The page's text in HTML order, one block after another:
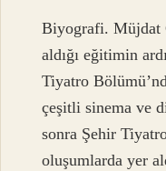
Biyografi. Müjdat
aldığı eğitimin
Tiyatro
çeşitli sinema ve
sonra Şehir
oluşumlarda yer